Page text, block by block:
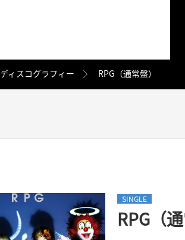
ディスコグラフィー RPG（通常盤）
SINGLE
RPG（